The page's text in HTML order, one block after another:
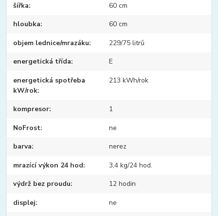
šířka 60 cm
hloubka 60 cm
objem lednice/mrazáku 229/75 litrů
energetická třída E
energetická spotřeba
kW/rok
213 kWh/rok
kompresor 1
NoFrost ne
barva nerez
mrazící výkon 24 hod 3,4 kg/24 hod.
výdrž bez proudu 12 hodin
displej ne